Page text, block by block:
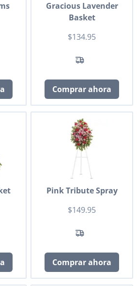
Gracious Lavender
Basket
$134.95
Comprar ahora
Pink Tribute Spray
$149.95
Comprar ahora